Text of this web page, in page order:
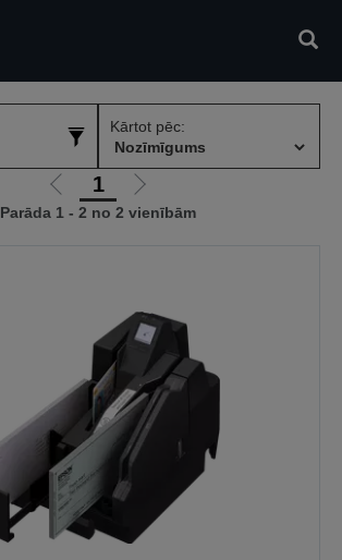
Kārtot pēc:
Iet
uz
1
Iet
uz
Parāda 1 - 2 no 2 vienībām